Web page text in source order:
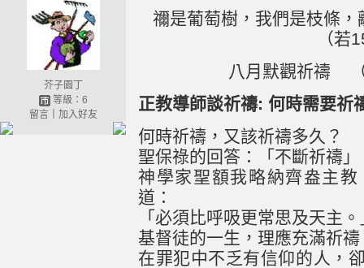
芥子園丁
等級：6
留言｜ 加入好友
禰是葡萄樹，我們是枝條
（若
八月默觀祈禱
正教導師談祈禱: 何時需要祈
何時祈禱，又該祈禱多久？
聖保祿的回答：「不斷祈禱
神學家聖額我略納齊盎主教
道：
「必須比呼吸更常思及天主。
基督徒的一生，理應充滿祈
在罪犯中不乏有信仰的人，